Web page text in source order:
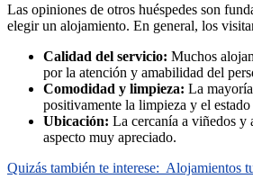
Las opiniones de otros huéspedes son
elegir un alojamiento. En general, los
Calidad del servicio: Muchos
por la atención y amabilidad del
Comodidad y limpieza: La
positivamente la limpieza y el
Ubicación: La cercanía a viñedos y
aspecto muy apreciado.
Quizás también te interese: Alojamientos